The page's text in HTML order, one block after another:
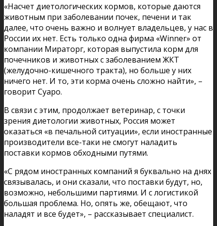
«Насчет диетологических кормов, которые даются
животным при заболевании почек, печени и так
далее, что очень важно и волнует владельцев, у нас в
России их нет. Есть только одна фирма «Winner» от
компании Мираторг, которая выпустила корм для
почечников и животных с заболеванием ЖКТ
(желудочно-кишечного тракта), но больше у них
ничего нет. И то, эти корма очень сложно найти», –
говорит Суаро.
В связи с этим, продолжает ветеринар, с точки
зрения диетологии животных, Россия может
оказаться «в печальной ситуации», если иностранные
производители все-таки не смогут наладить
поставки кормов обходными путями.
«С рядом иностранных компаний я буквально на днях
связывалась, и они сказали, что поставки будут, но,
возможно, небольшими партиями. И с логистикой
большая проблема. Но, опять же, обещают, что
наладят и все будет», – рассказывает специалист.